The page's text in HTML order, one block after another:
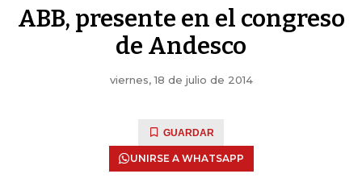
ABB, presente en el congreso
de Andesco
viernes, 18 de julio de 2014
GUARDAR
UNIRSE A WHATSAPP